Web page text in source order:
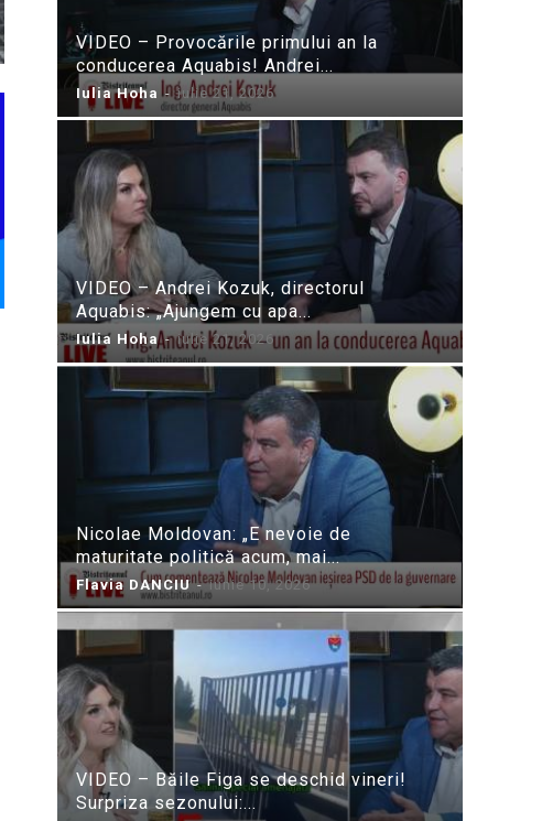
VIDEO – Provocările primului an la
conducerea Aquabis! Andrei...
Iulia Hoha - iulie 21, 2026
VIDEO – Andrei Kozuk, directorul
Aquabis: „Ajungem cu apa...
Iulia Hoha - iulie 21, 2026
Nicolae Moldovan: „E nevoie de
maturitate politică acum, mai...
Flavia DANCIU - iunie 10, 2026
VIDEO – Băile Figa se deschid vineri!
Surpriza sezonului:...